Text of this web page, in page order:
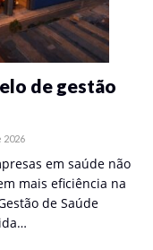
de gestão
2026
em saúde não
mais eficiência na
de Saúde